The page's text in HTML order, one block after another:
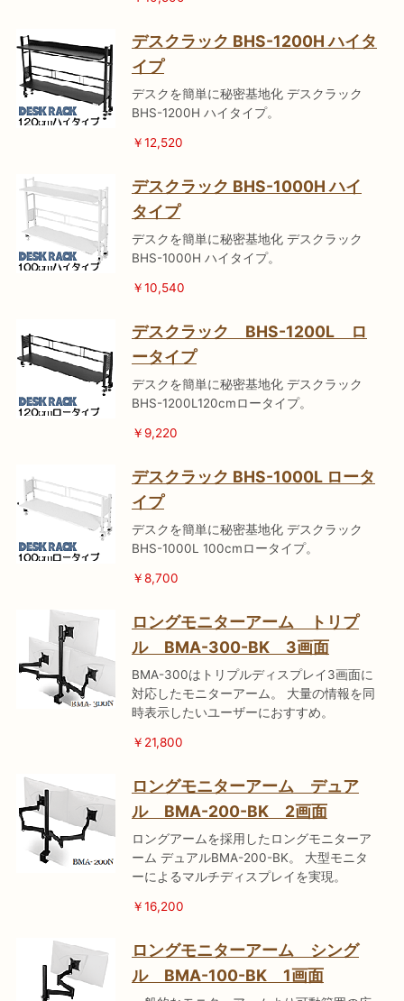
デスクラック BHS-1200H ハイタ
イプ
デスクを簡単に秘密基地化 デスクラック
BHS-1200H ハイタイプ。
￥12,520
デスクラック BHS-1000H ハイ
タイプ
デスクを簡単に秘密基地化 デスクラック
BHS-1000H ハイタイプ。
￥10,540
デスクラック BHS-1200L ロ
ータイプ
デスクを簡単に秘密基地化 デスクラック
BHS-1200L120cmロータイプ。
￥9,220
デスクラック BHS-1000L ロータ
イプ
デスクを簡単に秘密基地化 デスクラック
BHS-1000L 100cmロータイプ。
￥8,700
ロングモニターアーム トリプ
ル BMA-300-BK 3画面
BMA-300はトリプルディスプレイ3画面に
対応したモニターアーム。 大量の情報を同
時表示したいユーザーにおすすめ。
￥21,800
ロングモニターアーム デュア
ル BMA-200-BK 2画面
ロングアームを採用したロングモニターア
ーム デュアルBMA-200-BK。 大型モニタ
ーによるマルチディスプレイを実現。
￥16,200
ロングモニターアーム シング
ル BMA-100-BK 1画面